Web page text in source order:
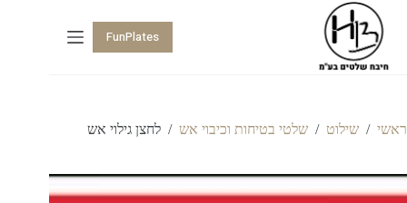
FunPlates
ראשי / שילוט / שלטי בטיחות וכיבוי אש / לחצן גילוי אש